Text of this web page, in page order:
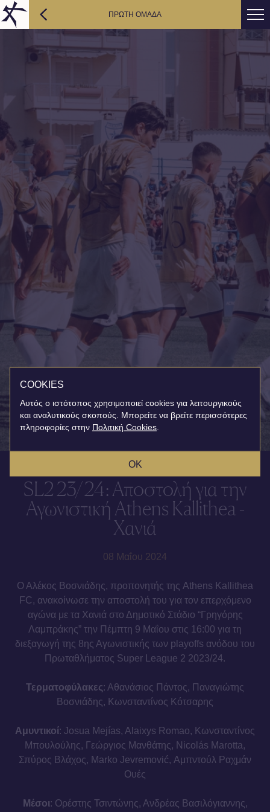
ΠΡΩΤΗ ΟΜΑΔΑ
SL2 23/24: Αποστολή για την
Αγωνιστική Athens Kallithea -
Χανιά
08 Μαΐου 2024
Ο Αλέκος Βοσνιάδης, προπονητής της Athens Kallithea
FC, ανακοίνωσε την αποστολή του για τον επερχόμενο
αγώνα με τα Χανιά στο Δημοτικό Στάδιο “Γρηγόρης
Λαμπράκης” την Πέμπτη 9 Μαΐου στις 16:00 για τη
διεξαγωγή της 8ης Αγωνιστικής των playoffs ανόδου του
Πρωταθλήματος Super League 2 2023/24.
Τερματοφύλακες: Αθανάσιος Πάντος, Παναγιώτης
Βοσνιάδης, Κωνσταντίνος Κότσαρης
Αμυντικοί: Josua Mejías, Alaixys Romao, Κωνσταντίνος
Μπουλούλης, Γεώργιος Μανθάτης, Nicolás Marotta,
Σπύρος Βλάχος, Marko Jevremović, Αμπντούλ Ραχμάν
Ουές
Μέσοι: Ορέστης Τσιντώνης, Ανδρέας Βασιλόγιαννης,
COOKIES
Αυτός ο ιστότοπος χρησιμοποιεί cookies για λειτουργικούς
και αναλυτικούς σκοπούς. Μπορείτε να βρείτε περισσότερες
πληροφορίες στην Πολιτική Cookies
OK